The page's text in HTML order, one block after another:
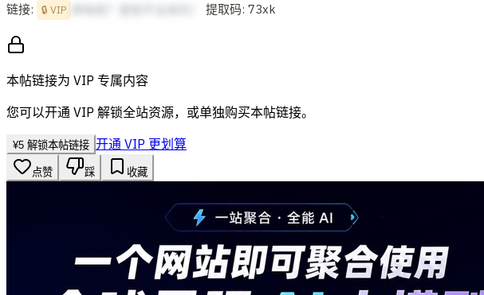
链接: 🔒 VIP 提取码: 73xk
本帖链接为 VIP 专属内容
您可以开通 VIP 解锁全站资源，或单独购买本帖链接。
¥5 解锁本帖链接 开通 VIP 更划算
点赞 踩 收藏